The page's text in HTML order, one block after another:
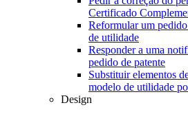
Certificado
Reformular um
de utilidade
Responder a uma
pedido de patente
Substituir elementos
modelo de utilidade
Design